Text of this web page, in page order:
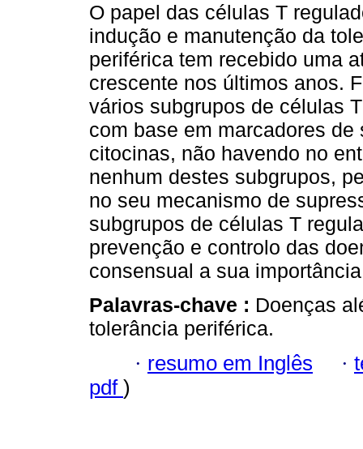
O papel das células T
indução e manutenção da
periférica tem recebido uma
crescente nos últimos anos.
vários subgrupos de células
com base em marcadores
citocinas, não havendo no
nenhum destes subgrupos,
no seu mecanismo de
subgrupos de células T
prevenção e controlo das
consensual a sua
Palavras-chave : Doenças
tolerância periférica.
· resumo em Inglês ·
pdf )